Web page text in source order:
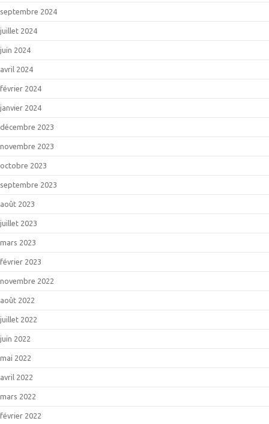
septembre 2024
juillet 2024
juin 2024
avril 2024
février 2024
janvier 2024
décembre 2023
novembre 2023
octobre 2023
septembre 2023
août 2023
juillet 2023
mars 2023
février 2023
novembre 2022
août 2022
juillet 2022
juin 2022
mai 2022
avril 2022
mars 2022
février 2022